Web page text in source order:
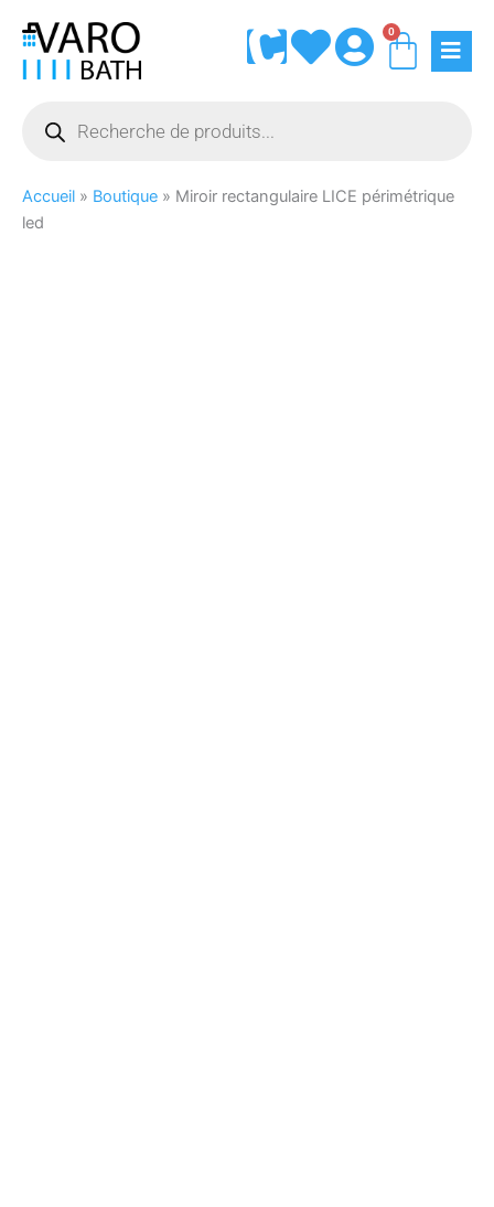
contenu
0
produits
Accueil » Boutique » Miroir rectangulaire LICE périmétrique
led